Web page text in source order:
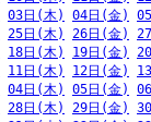
03日(木) 04日(金)
25日(木) 26日(金)
18日(木) 19日(金)
11日(木) 12日(金)
04日(木) 05日(金)
28日(木) 29日(金)